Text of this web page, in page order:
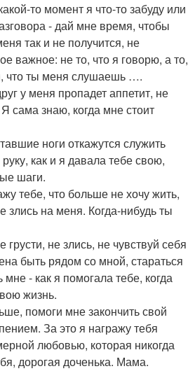
то момент я что-то забуду или
- дай мне время, чтобы
так и не получится, не
важное: не то, что я говорю, а то,
что ты меня слушаешь ….
у меня пропадет аппетит, не
сама знаю, когда мне стоит
ноги откажутся служить
как и я давала тебе свою,
шаги.
тебе, что больше не хочу жить,
злись на меня. Когда-нибудь ты
не злись, не чувствуй себя
быть рядом со мной, стараться
- как я помогала тебе, когда
жизнь.
помоги мне закончить свой
За это я награжу тебя
любовью, которая никогда
дорогая доченька. Мама.